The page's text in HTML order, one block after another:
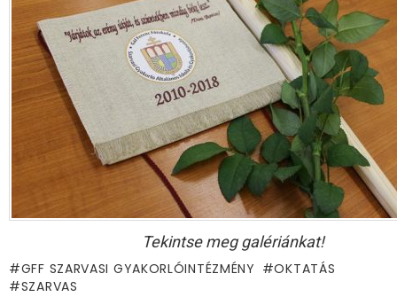
Tekintse meg galériánkat!
GFF SZARVASI GYAKORLÓINTÉZMÉNY
OKTATÁS
SZARVAS